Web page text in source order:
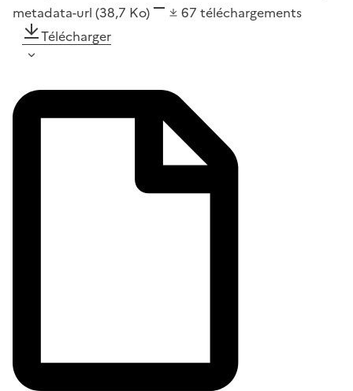
metadata-url (38,7 Ko) 67 téléchargements
Télécharger